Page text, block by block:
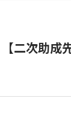
【二次助成